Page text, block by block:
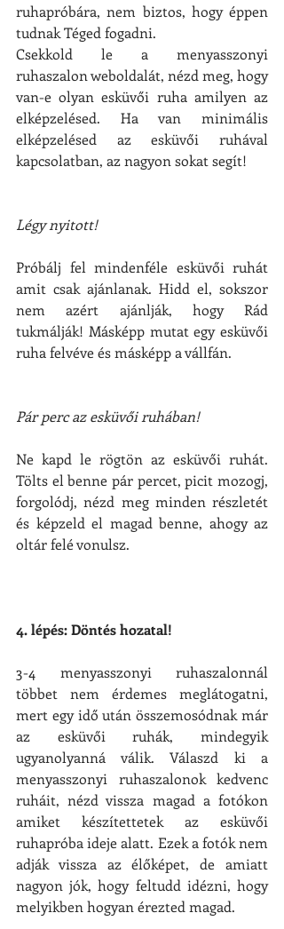
ruhapróbára, nem biztos, hogy éppen
tudnak Téged fogadni.
Csekkold le a menyasszonyi
ruhaszalon weboldalát, nézd meg, hogy
van-e olyan esküvői ruha amilyen az
elképzelésed. Ha van minimális
elképzelésed az esküvői ruhával
kapcsolatban, az nagyon sokat segít!
Légy nyitott!
Próbálj fel mindenféle esküvői ruhát
amit csak ajánlanak. Hidd el, sokszor
nem azért ajánlják, hogy Rád
tukmálják! Másképp mutat egy esküvői
ruha felvéve és másképp a vállfán.
Pár perc az esküvői ruhában!
Ne kapd le rögtön az esküvői ruhát.
Tölts el benne pár percet, picit mozogj,
forgolódj, nézd meg minden részletét
és képzeld el magad benne, ahogy az
oltár felé vonulsz.
4. lépés: Döntés hozatal!
3-4 menyasszonyi ruhaszalonnál
többet nem érdemes meglátogatni,
mert egy idő után összemosódnak már
az esküvői ruhák, mindegyik
ugyanolyanná válik. Válaszd ki a
menyasszonyi ruhaszalonok kedvenc
ruháit, nézd vissza magad a fotókon
amiket készítettetek az esküvői
ruhapróba ideje alatt. Ezek a fotók nem
adják vissza az élőképet, de amiatt
nagyon jók, hogy feltudd idézni, hogy
melyikben hogyan érezted magad.